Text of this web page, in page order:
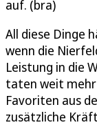
auf. (bra)
All diese Dinge
wenn die
Leistung in die
taten weit mehr
Favoriten aus
zusätzliche